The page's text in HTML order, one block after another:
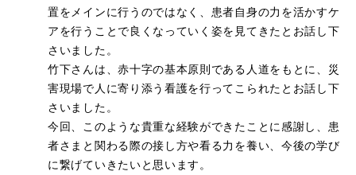
卒業生の声
施設紹介
受験案内
入試情報
学費
置をメインに行うのではなく、患者自身の力を活かすケ
アを行うことで良くなっていく姿を見てきたとお話し下
さいました。
竹下さんは、赤十字の基本原則である人道をもとに、災
害現場で人に寄り添う看護を行ってこられたとお話し下
さいました。
今回、このような貴重な経験ができたことに感謝し、患
者さまと関わる際の接し方や看る力を養い、今後の学び
に繋げていきたいと思います。